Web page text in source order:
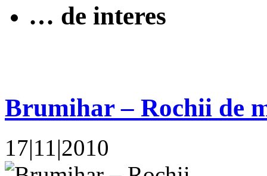
… de interes
Brumihar – Rochii de
17|11|2010